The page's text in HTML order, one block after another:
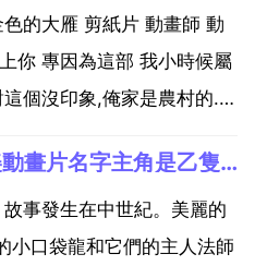
的大雁 剪紙片 動畫師 動
你 專因為這部 我小時候屬
個沒印象,俺家是農村的.我
小時候也看過這部動畫片...求一部童年時代的歐美動畫片名字主角是乙隻綠色的小恐龍
事發生在中世紀。美麗的
小口袋龍和它們的主人法師